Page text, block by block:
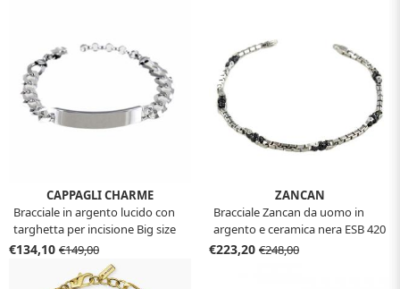
CAPPAGLI CHARME
Bracciale in argento lucido con
targhetta per incisione Big size
€134,10 €149,00
ZANCAN
Bracciale Zancan da uomo in
argento e ceramica nera ESB 420
€223,20 €248,00